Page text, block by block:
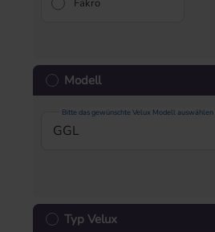
Fakro
Modell
Bitte das gewünschte Velux Modell auswählen
Typ Velux